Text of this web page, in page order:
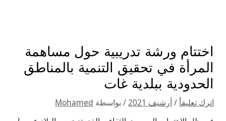
اختتام ورشة تدريبية حول مساهمة
المرأة في تحقيق التنمية بالمناطق
الحدودية ببلدية غات
اترك تعليقاً/أرشيف 2021 / بواسطة Mohamed